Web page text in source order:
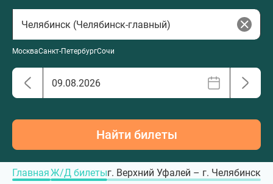
МоскваСанкт-ПетербургСочи
Найти билеты
ГлавнаяЖ/Д билетыг. Верхний Уфалей – г. Челябинск